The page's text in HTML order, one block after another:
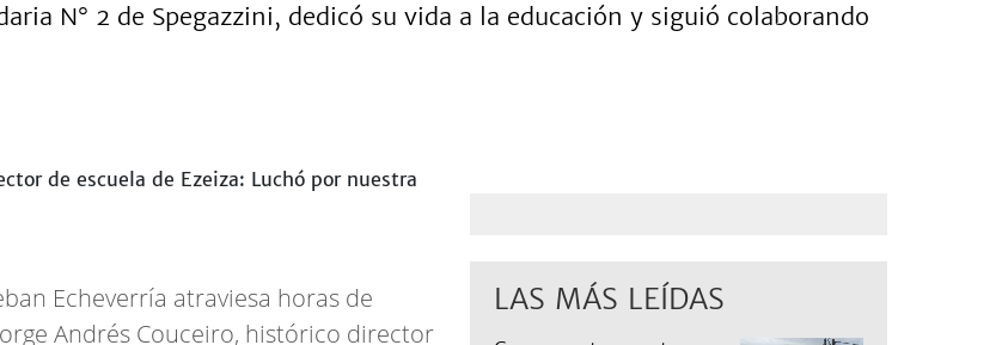
N° 2 de Spegazzini, dedicó su vida a la educación y siguió colaborando
Echeverría atraviesa horas de
Andrés Couceiro, histórico director
LAS MÁS LEÍDAS